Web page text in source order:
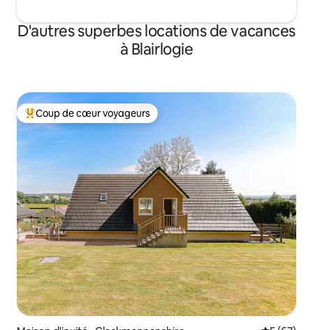
D'autres superbes locations de vacances
à Blairlogie
Coup de cœur voyageurs parmi les plus aimés
Coup de cœur voyageurs